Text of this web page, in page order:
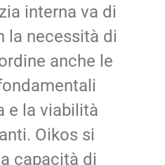
interna va di
la necessità di
anche le
e la viabilità
Oikos si
capacità di